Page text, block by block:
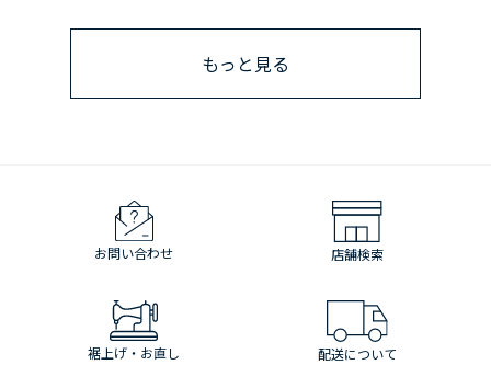
もっと見る
お問い合わせ 店舗検索
裾上げ・お直し 配送について